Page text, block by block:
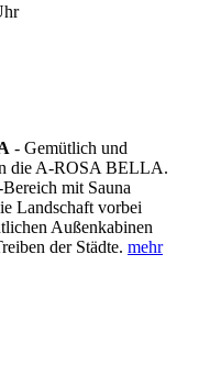
- Gemütlich und
die A-ROSA BELLA.
mit Sauna
Landschaft vorbei
Außenkabinen
der Städte. mehr